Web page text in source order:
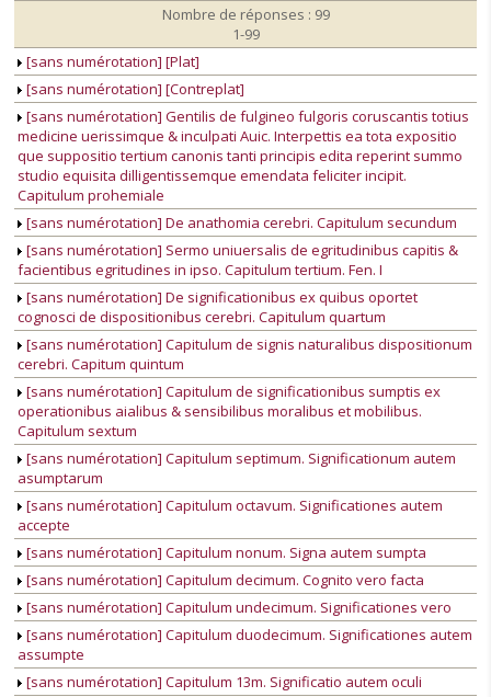
Nombre de réponses : 99
1-99
[sans numérotation] [Plat]
[sans numérotation] [Contreplat]
[sans numérotation] Gentilis de fulgineo fulgoris coruscantis totius
medicine uerissimque & inculpati Auic. Interpettis ea tota expositio
que suppositio tertium canonis tanti principis edita reperint summo
studio equisita dilligentissemque emendata feliciter incipit.
Capitulum prohemiale
[sans numérotation] De anathomia cerebri. Capitulum secundum
[sans numérotation] Sermo uniuersalis de egritudinibus capitis &
facientibus egritudines in ipso. Capitulum tertium. Fen. I
[sans numérotation] De significationibus ex quibus oportet
cognosci de dispositionibus cerebri. Capitulum quartum
[sans numérotation] Capitulum de signis naturalibus dispositionum
cerebri. Capitum quintum
[sans numérotation] Capitulum de significationibus sumptis ex
operationibus aialibus & sensibilibus moralibus et mobilibus.
Capitulum sextum
[sans numérotation] Capitulum septimum. Significationum autem
asumptarum
[sans numérotation] Capitulum octavum. Significationes autem
accepte
[sans numérotation] Capitulum nonum. Signa autem sumpta
[sans numérotation] Capitulum decimum. Cognito vero facta
[sans numérotation] Capitulum undecimum. Significationes vero
[sans numérotation] Capitulum duodecimum. Significationes autem
assumpte
[sans numérotation] Capitulum 13m. Significatio autem oculi